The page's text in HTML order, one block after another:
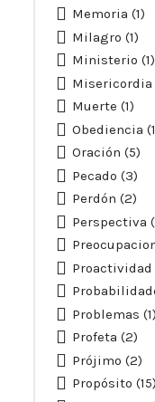
Memoria (1)
Milagro (1)
Ministerio (1)
Misericordia
Muerte (1)
Obediencia
Oración (5)
Pecado (3)
Perdón (2)
Perspectiva
Proactividad
Problemas (1)
Profeta (2)
Prójimo (2)
Propósito (15)